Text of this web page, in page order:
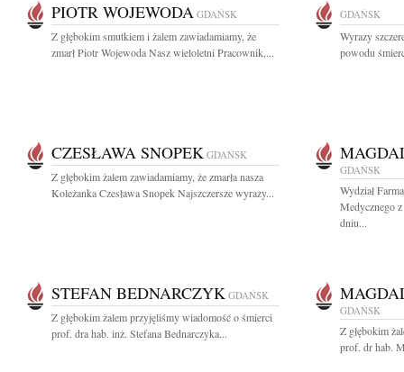
PIOTR WOJEWODA GDAŃSK
Z głębokim smutkiem i żalem zawiadamiamy, że
zmarł Piotr Wojewoda Nasz wieloletni Pracownik,...
GDAŃSK
Wyrazy
powodu
CZESŁAWA SNOPEK GDAŃSK
Z głębokim żalem zawiadamiamy, że zmarła nasza
Koleżanka Czesława Snopek Najszczersze wyrazy...
GDAŃSK
Wydział
Medycznego
dniu...
STEFAN BEDNARCZYK GDAŃSK
Z głębokim żalem przyjęliśmy wiadomość o śmierci
prof. dra hab. inż. Stefana Bednarczyka...
GDAŃSK
Z głębokim
prof. dr hab.